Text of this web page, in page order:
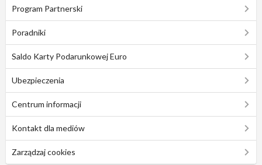
Program Partnerski
Poradniki
Saldo Karty Podarunkowej Euro
Ubezpieczenia
Centrum informacji
Kontakt dla mediów
Zarządzaj cookies